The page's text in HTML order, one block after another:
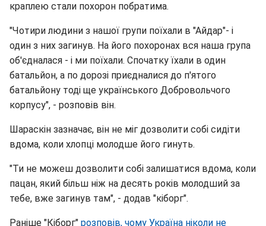
краплею стали похорон побратима.
"Чотири людини з нашої групи поїхали в "Айдар"- і
один з них загинув. На його похоронах вся наша група
об'єдналася - і ми поїхали. Спочатку їхали в один
батальйон, а по дорозі приєдналися до п'ятого
батальйону тоді ще українського Добровольчого
корпусу", - розповів він.
Шараскін зазначає, він не міг дозволити собі сидіти
вдома, коли хлопці молодше його гинуть.
"Ти не можеш дозволити собі залишатися вдома, коли
пацан, який більш ніж на десять років молодший за
тебе, вже загинув там", - додав "кіборг".
Раніше "Кіборг" розповів, чому Україна ніколи не